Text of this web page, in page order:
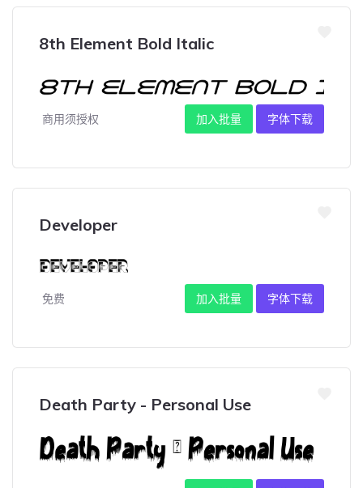
8th Element Bold Italic
商用须授权 加入批量 字体下载
Developer
免费 加入批量 字体下载
Death Party - Personal Use